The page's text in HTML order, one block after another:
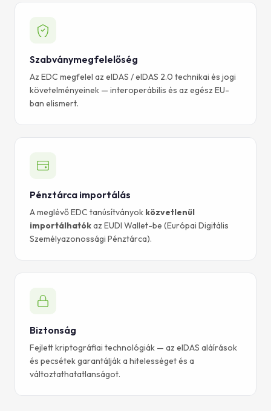
Szabványmegfelelőség
Az EDC megfelel az eIDAS / eIDAS 2.0 technikai és jogi
követelményeinek — interoperábilis és az egész EU-
ban elismert.
Pénztárca importálás
A meglévő EDC tanúsítványok közvetlenül
importálhatókaz EUDI Wallet-be (Európai Digitális
Személyazonossági Pénztárca).
Biztonság
Fejlett kriptográfiai technológiák — az eIDAS aláírások
és pecsétek garantálják a hitelességet és a
változtathatatlanságot.